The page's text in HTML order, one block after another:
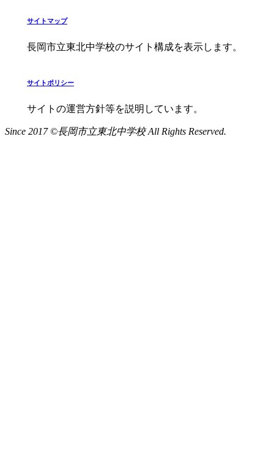
サイトマップ
長岡市立東北中学校のサイト構成を表示します。
サイトポリシー
サイトの運営方針等を説明しています。
Since 2017 ©長岡市立東北中学校 All Rights Reserved.